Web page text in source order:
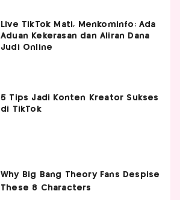
Live TikTok Mati, Menkominfo: Ada
Aduan Kekerasan dan Aliran Dana
Judi Online
5 Tips Jadi Konten Kreator Sukses
di TikTok